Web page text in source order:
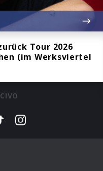
Tour 2026
(im Werksviertel